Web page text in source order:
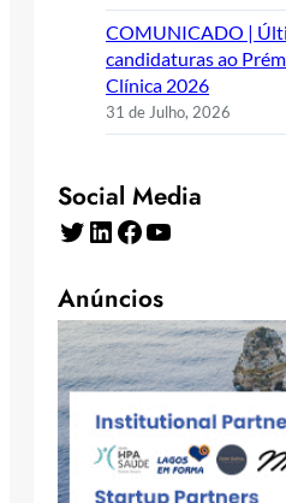
COMUNICADO |
candidaturas ao
Clínica 2026
31 de Julho, 2026
Social Media
Twitter LinkedIn Facebook YouTube
Anúncios